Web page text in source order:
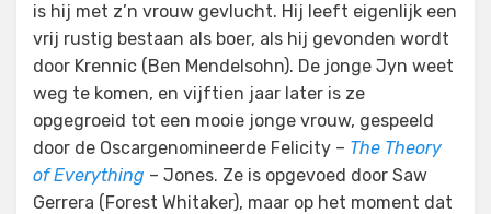
is hij met z’n vrouw gevlucht. Hij leeft eigenlijk een
vrij rustig bestaan als boer, als hij gevonden wordt
door Krennic (Ben Mendelsohn). De jonge Jyn weet
weg te komen, en vijftien jaar later is ze
opgegroeid tot een mooie jonge vrouw, gespeeld
door de Oscargenomineerde Felicity – The Theory
of Everything – Jones. Ze is opgevoed door Saw
Gerrera (Forest Whitaker), maar op het moment dat